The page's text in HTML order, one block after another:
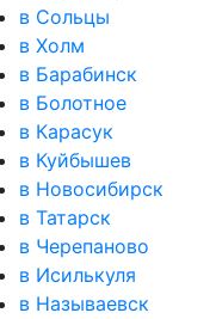
в Сольцы
в Холм
в Барабинск
в Болотное
в Карасук
в Куйбышев
в Новосибирск
в Татарск
в Черепаново
в Исилькуля
в Называевск